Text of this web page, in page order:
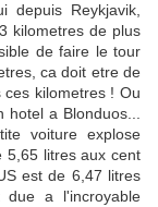
depuis Reykjavik,
kilometres de plus
de faire le tour
ca doit etre de
kilometres ! Ou
a Blonduos...
voiture explose
5,65 litres aux cent
est de 6,47 litres
a l'incroyable